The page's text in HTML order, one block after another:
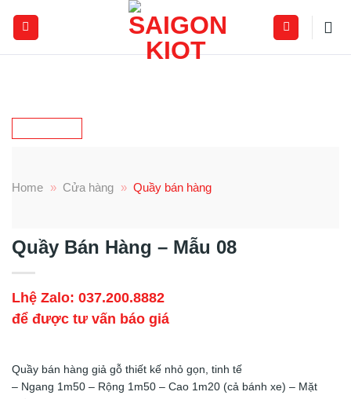
Home » Cửa hàng » Quầy bán hàng
Quầy Bán Hàng – Mẫu 08
Lhệ Zalo: 037.200.8882
để được tư vấn báo giá
Quầy bán hàng giả gỗ thiết kế nhỏ gọn, tinh tế
– Ngang 1m50 – Rộng 1m50 – Cao 1m20 (cả bánh xe) – Mặt